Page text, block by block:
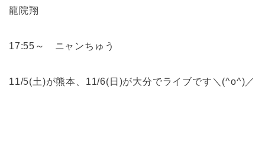
龍院翔
17:55～ ニャンちゅう
11/5(土)が熊本、11/6(日)が大分でライブです＼(^o^)／